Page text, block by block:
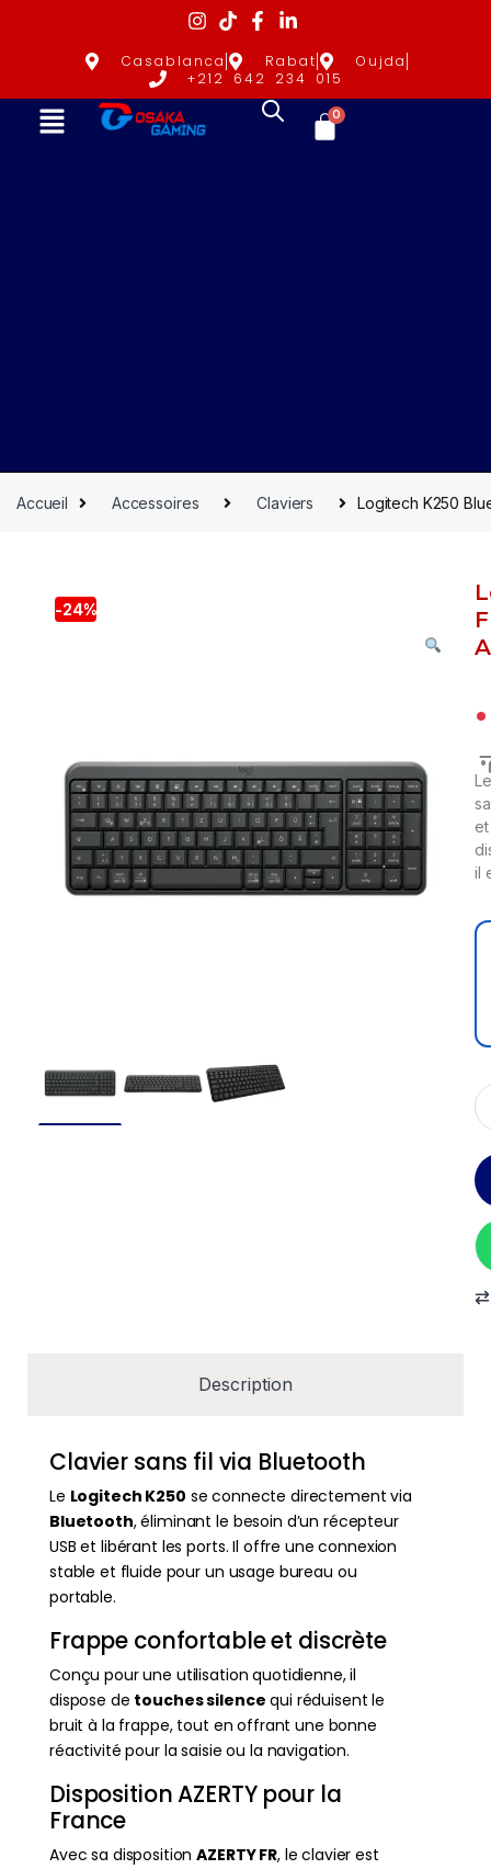
Casablanca Rabat
Oujda
+212 642 234 015
0
Accueil Accessoires Claviers Logitech K250
-24%
il
Description
Clavier sans fil via Bluetooth
Le Logitech K250 se connecte directement via
Bluetooth, éliminant le besoin d’un récepteur
USB et libérant les ports. Il offre une connexion
stable et fluide pour un usage bureau ou
portable.
Frappe confortable et discrète
Conçu pour une utilisation quotidienne, il
dispose de touches silence qui réduisent le
bruit à la frappe, tout en offrant une bonne
réactivité pour la saisie ou la navigation.
Disposition AZERTY pour la
France
Avec sa dispositionAZERTY FR, le clavier est